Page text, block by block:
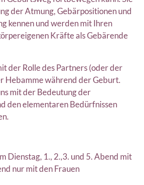
der Atmung, Gebärpositionen und
kennen und werden mit Ihren
Kräfte als Gebärende
der Rolle des Partners (oder der
Hebamme während der Geburt.
mit der Bedeutung der
den elementaren Bedürfnissen
Dienstag, 1., 2.,3. und 5. Abend mit
nur mit den Frauen